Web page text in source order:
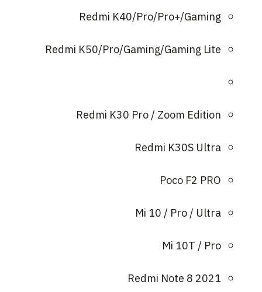
Redmi K40/Pro/Pro+/Gaming
Redmi K50/Pro/Gaming/Gaming Lite
Redmi K30 Pro / Zoom Edition
Redmi K30S Ultra
Poco F2 PRO
Mi 10 / Pro / Ultra
Mi 10T / Pro
Redmi Note 8 2021